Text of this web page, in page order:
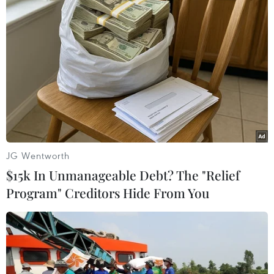
xanh, kinh tế tuần hoàn là trọng tâm và hoàn
thành mục tiêu phát thải ròng bằng "0." Các lĩnh
vực xã hội phát triển hài hòa; người dân có cuộc
sống phồn vinh và hạnh phúc. Quốc phòng, an
ninh và trật tự an toàn xã hội được bảo đảm
vững chắc.
Các nhiệm vụ đột phá phát triển
Từ nay đến năm 2050, tỉnh Đồng Nai thực hiện
các nhiệm vụ đột phá: Khai thác hiệu quả Cảng
Hàng không Quốc tế Long Thành và triển khai
dự án sân bay lưỡng dụng Biên Hòa gắn với mô
hình đô thị sân bay;
Hoàn thành cơ bản bộ khung kết cấu hạ tầng
đồng bộ, hiện đại, thông minh, thích ứng biến
JG Wentworth
$15k In Unmanageable Debt? The "Relief
Program" Creditors Hide From You